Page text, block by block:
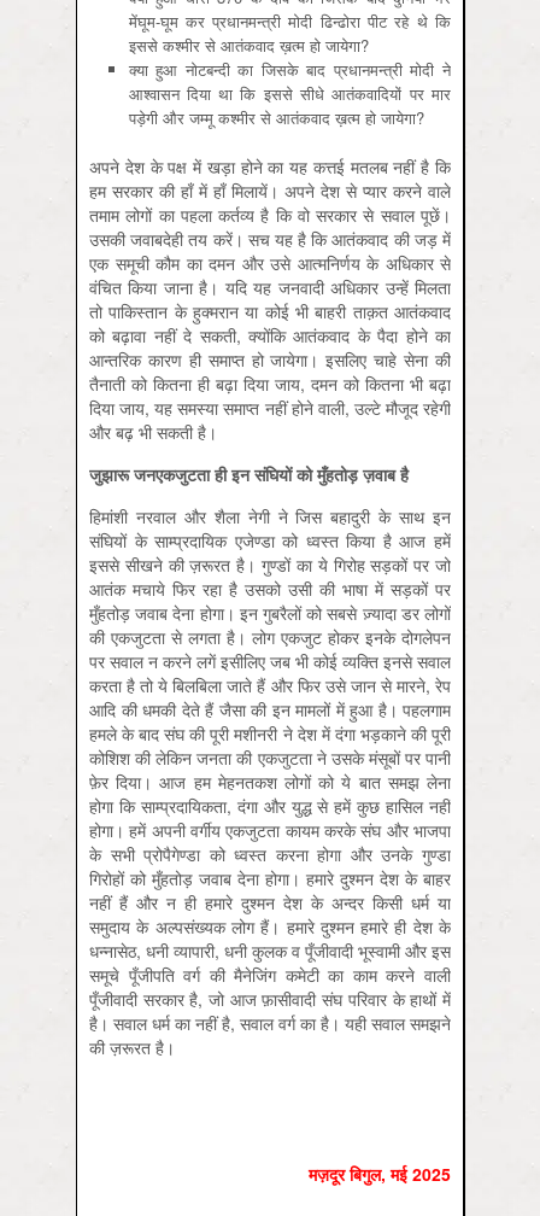
मेंघूम-घूम कर प्रधानमन्त्री मोदी ढिन्ढोरा पीट रहे थे कि
इससे कश्मीर से आतंकवाद ख़त्म हो जायेगा?
क्या हुआ नोटबन्दी का जिसके बाद प्रधानमन्त्री मोदी ने
आश्वासन दिया था कि इससे सीधे आतंकवादियों पर मार
पड़ेगी और जम्मू कश्मीर से आतंकवाद ख़त्म हो जायेगा?
अपने देश के पक्ष में खड़ा होने का यह कत्तई मतलब नहीं है कि
हम सरकार की हाँ में हाँ मिलायें। अपने देश से प्यार करने वाले
तमाम लोगों का पहला कर्तव्य है कि वो सरकार से सवाल पूछें।
उसकी जवाबदेही तय करें। सच यह है कि आतंकवाद की जड़ में
एक समूची कौम का दमन और उसे आत्मनिर्णय के अधिकार से
वंचित किया जाना है। यदि यह जनवादी अधिकार उन्हें मिलता
तो पाकिस्तान के हुक्मरान या कोई भी बाहरी ताक़त आतंकवाद
को बढ़ावा नहीं दे सकती, क्योंकि आतंकवाद के पैदा होने का
आन्तरिक कारण ही समाप्त हो जायेगा। इसलिए चाहे सेना की
तैनाती को कितना ही बढ़ा दिया जाय, दमन को कितना भी बढ़ा
दिया जाय, यह समस्या समाप्त नहीं होने वाली, उल्टे मौजूद रहेगी
और बढ़ भी सकती है।
जुझारूजनएकजुटताहीइनसंघियोंकोमुँहतोड़ज़वाबहै
हिमांशी नरवाल और शैला नेगी ने जिस बहादुरी के साथ इन
संघियों के साम्प्रदायिक एजेण्डा को ध्वस्त किया है आज हमें
इससे सीखने की ज़रूरत है। गुण्डों का ये गिरोह सड़कों पर जो
आतंक मचाये फिर रहा है उसको उसी की भाषा में सड़कों पर
मुँहतोड़ जवाब देना होगा। इन गुबरैलों को सबसे ज़्यादा डर लोगों
की एकजुटता से लगता है। लोग एकजुट होकर इनके दोगलेपन
पर सवाल न करने लगें इसीलिए जब भी कोई व्यक्ति इनसे सवाल
करता है तो ये बिलबिला जाते हैं और फिर उसे जान से मारने, रेप
आदि की धमकी देते हैं जैसा की इन मामलों में हुआ है। पहलगाम
हमले के बाद संघ की पूरी मशीनरी ने देश में दंगा भड़काने की पूरी
कोशिश की लेकिन जनता की एकजुटता ने उसके मंसूबों पर पानी
फ़ेर दिया। आज हम मेहनतकश लोगों को ये बात समझ लेना
होगा कि साम्प्रदायिकता, दंगा और युद्ध से हमें कुछ हासिल नहीं
होगा। हमें अपनी वर्गीय एकजुटता कायम करके संघ और भाजपा
के सभी प्रोपैगेण्डा को ध्वस्त करना होगा और उनके गुण्डा
गिरोहों को मुँहतोड़ जवाब देना होगा। हमारे दुश्मन देश के बाहर
नहीं हैं और न ही हमारे दुश्मन देश के अन्दर किसी धर्म या
समुदाय के अल्पसंख्यक लोग हैं। हमारे दुश्मन हमारे ही देश के
धन्नासेठ, धनी व्यापारी, धनी कुलक व पूँजीवादी भूस्वामी और इस
समूचे पूँजीपति वर्ग की मैनेजिंग कमेटी का काम करने वाली
पूँजीवादी सरकार है, जो आज फ़ासीवादी संघ परिवार के हाथों में
है। सवाल धर्म का नहीं है, सवाल वर्ग का है। यही सवाल समझने
की ज़रूरत है।
मज़दूर बिगुल, मई 2025